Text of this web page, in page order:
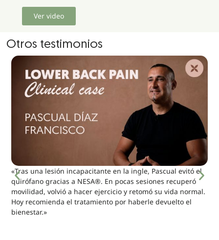
Ver video
Otros testimonios
«Tras una lesión incapacitante en la ingle, Pascual evitó el
quirófano gracias a NESA®. En pocas sesiones recuperó
movilidad, volvió a hacer ejercicio y retomó su vida normal.
Hoy recomienda el tratamiento por haberle devuelto el
bienestar.»